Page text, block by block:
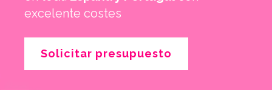
excelente costes
Solicitar presupuesto